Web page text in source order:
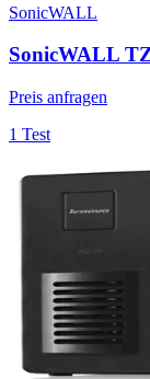
SonicWALL
SonicWALL
Preis anfragen
1 Test